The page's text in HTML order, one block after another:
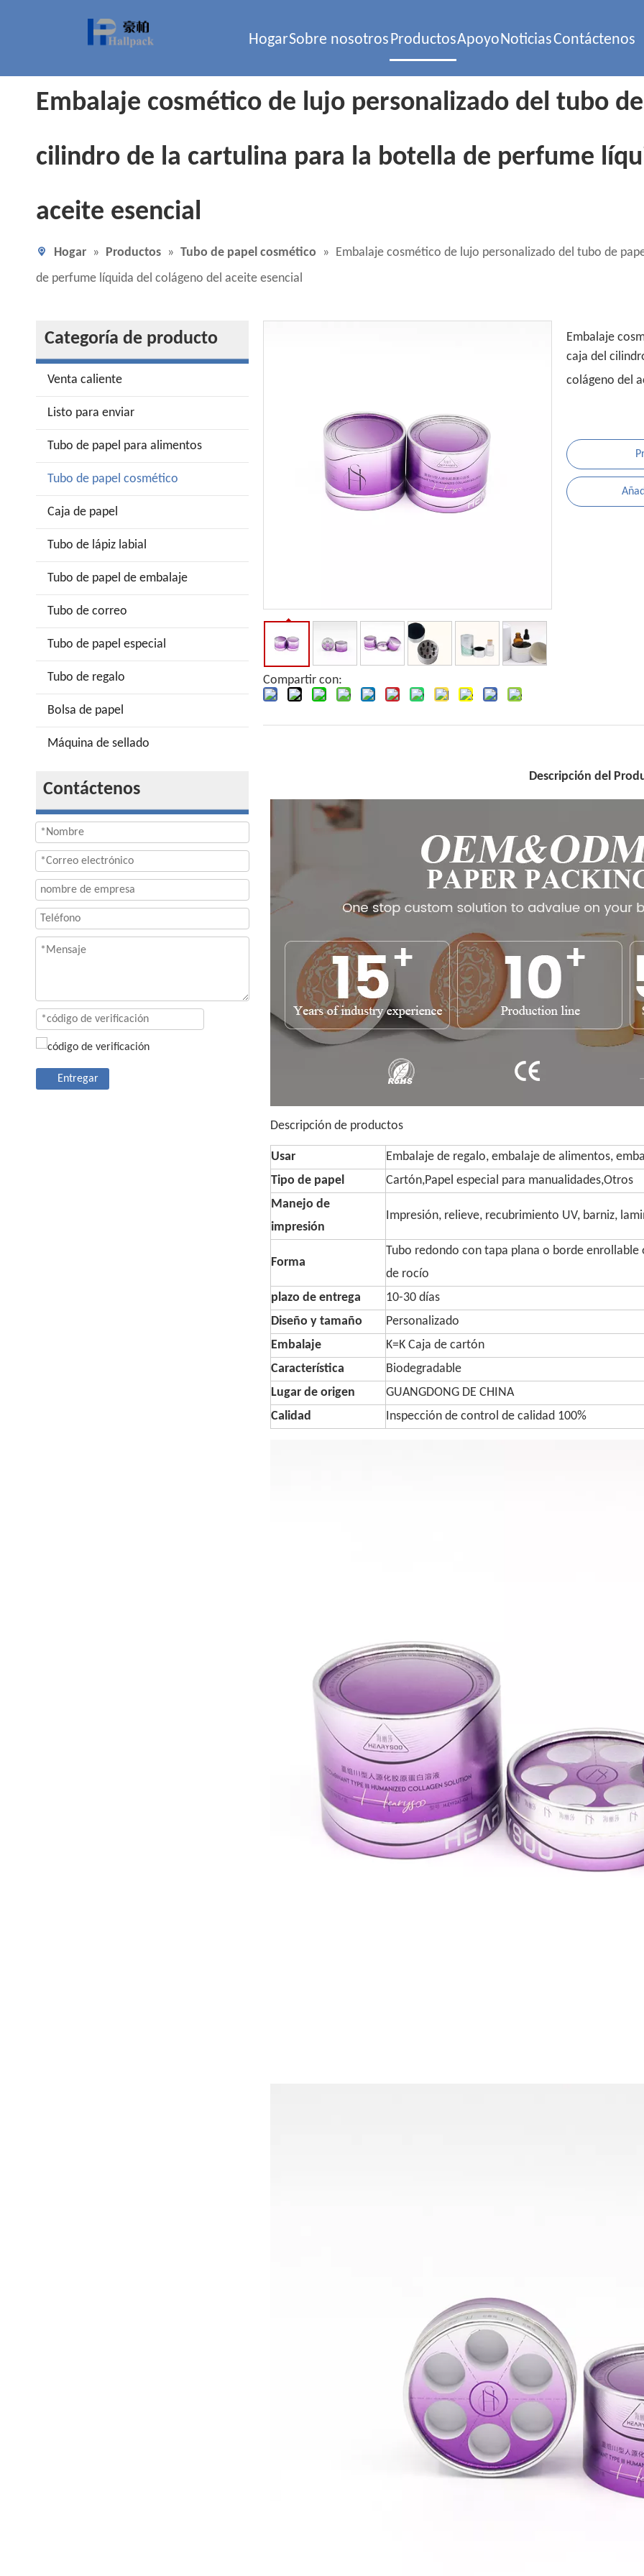
HogarSobre nosotrosProductosApoyoNoticiasContáctenos
Embalaje cosmético de lujo personalizado del tubo
cilindro de la cartulina para la botella de perfume
aceite esencial
Hogar » Productos » Tubo de papel cosmético » Embalaje cosmético de lujo personalizado del tubo de
de perfume líquida del colágeno del aceite esencial
Categoría de producto
Venta caliente
Listo para enviar
Tubo de papel para alimentos
Tubo de papel cosmético
Caja de papel
Tubo de lápiz labial
Tubo de papel de embalaje
Tubo de correo
Tubo de papel especial
Tubo de regalo
Bolsa de papel
Máquina de sellado
Contáctenos
Entregar
Compartir con:
Embalaje
caja del
colágeno del
Descripción del
Descripción de productos
Usar
Embalaje de regalo, embalaje de alimentos,
Tipo de papel
Cartón,Papel especial para manualidades,Otros
Manejo de
impresión
Impresión, relieve, recubrimiento UV, barniz,
Forma
Tubo redondo con tapa plana o borde
de rocío
plazo de entrega
10-30 días
Diseño y tamaño
Personalizado
Embalaje
K=K Caja de cartón
Característica
Biodegradable
Lugar de origen
GUANGDONG DE CHINA
Calidad
Inspección de control de calidad 100%